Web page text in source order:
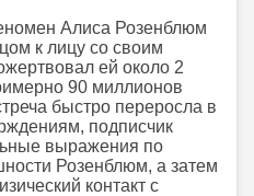
Алиса Розенблюм
к лицу со своим
ей около 2
90 миллионов
быстро переросла в
подписчик
выражения по
Розенблюм, а затем
контакт с